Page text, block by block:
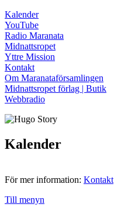
Kalender
YouTube
Radio Maranata
Midnattsropet
Yttre Mission
Kontakt
Om Maranataförsamlingen
Midnattsropet förlag | Butik
Webbradio
Kalender
För mer information: Kontakt
Till menyn